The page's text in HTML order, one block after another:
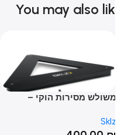
You may also
מסירות הוקי –